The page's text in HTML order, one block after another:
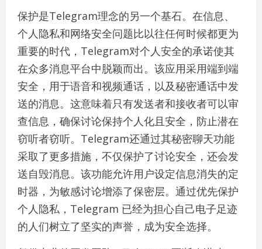
保护是Telegram理念的另一个基石。在信息、
个人隐私和网络安全问题比以往任何时候都更为
重要的时代，Telegram对个人安全的承诺使其
在众多消息平台中脱颖而出。该应用采用端到端
安全，用于语音和视频通话，以及秘密通话中发
送的消息。这意味着只有发送者和接收者可以审
查信息，确保讨论保持个人化且安全，防止潜在
窃听者窃听。Telegram还通过其秘密聊天功能
采取了更多措施，不仅保护了讨论安全，还会发
送自毁消息。该功能允许用户设定信息消失的定
时器，为敏感讨论增添了保密层。通过优先保护
个人隐私，Telegram 已经为担心自己电子足迹
的人们树立了坚实的声誉，成为安全选择。